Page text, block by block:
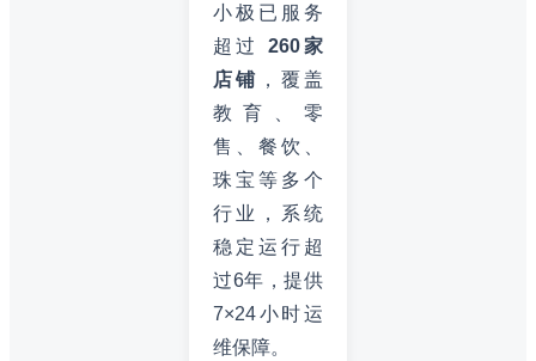
小极已服务
超过 260家
店铺 ，覆盖
教育、零
售、餐饮、
珠宝等多个
行业，系统
稳定运行超
过6年，提供
7×24小时运
维保障。